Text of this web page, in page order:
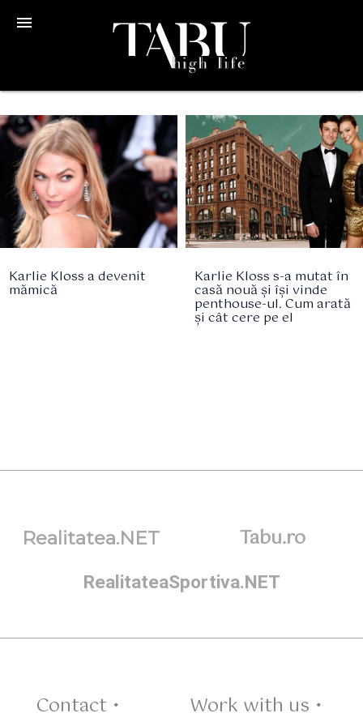
menu
Karlie Kloss a devenit
mămică
Karlie Kloss s-a mutat în
casă nouă și își vinde
penthouse-ul. Cum arată
și cât cere pe el
Realitatea.NET Tabu.ro
RealitateaSportiva.NET
Contact • Work with us •